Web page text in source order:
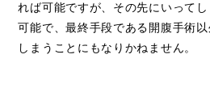
れば可能ですが、その先にいって
可能で、最終手段である開腹手術
しまうことにもなりかねません。